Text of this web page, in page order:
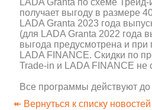
LADA Granta по схеме Трейд-
получает выгоду в размере
LADA Granta 2023 года
(для LADA Granta 2022 года
выгода предусмотрена и при
LADA FINANCE. Скидки по
Trade-in и LADA FINANCE не
Все программы действуют
↞ Вернуться к списку новостей